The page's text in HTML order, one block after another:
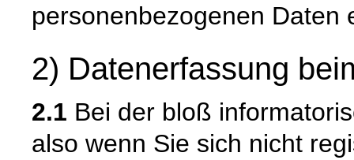
personenbezogenen Daten
2) Datenerfassung
2.1 Bei der bloß
also wenn Sie sich nicht